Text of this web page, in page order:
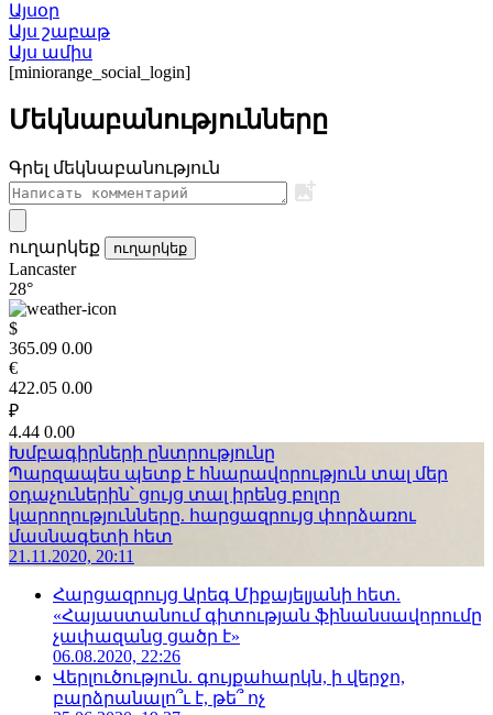
Այսօր
Այս շաբաթ
Այս ամիս
[miniorange_social_login]
Մեկնաբանությունները
Գրել մեկնաբանություն
ուղարկեք ուղարկեք
Lancaster
28°
$
365.09 0.00
€
422.05 0.00
₽
4.44 0.00
Խմբագիրների ընտրությունը
Պարզապես պետք է հնարավորություն տալ մեր
օդաչուներին՝ ցույց տալ իրենց բոլոր
կարողությունները. հարցազրույց փորձառու
մասնագետի հետ
21.11.2020, 20:11
Հարցազրույց Արեգ Միքայելյանի հետ.
«Հայաստանում գիտության ֆինանսավորումը
չափազանց ցածր է»
06.08.2020, 22:26
Վերլուծություն. գույքահարկն, ի վերջո,
բարձրանալո՞ւ է, թե՞ ոչ